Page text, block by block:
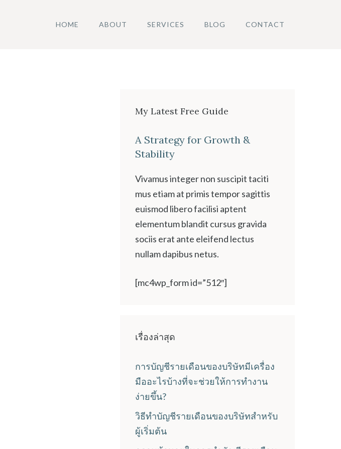
HOME ABOUT SERVICES BLOG CONTACT
My Latest Free Guide
A Strategy for Growth &
Stability
Vivamus integer non suscipit taciti
mus etiam at primis tempor sagittis
euismod libero facilisi aptent
elementum blandit cursus gravida
sociis erat ante eleifend lectus
nullam dapibus netus.
[mc4wp_form id=”512″]
เรื่องล่าสุด
การบัญชีรายเดือนของบริษัทมีเครื่อง
มืออะไรบ้างที่จะช่วยให้การทำงาน
ง่ายขึ้น?
วิธีทำบัญชีรายเดือนของบริษัทสำหรับ
ผู้เริ่มต้น